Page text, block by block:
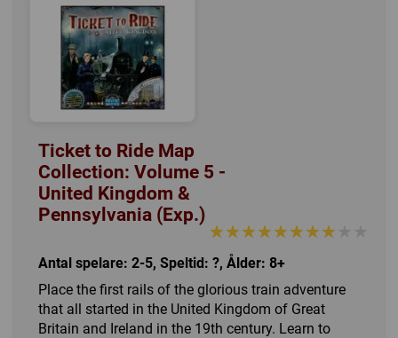
Ticket to Ride Map
Collection: Volume 5 -
United Kingdom &
Pennsylvania (Exp.)
★★★★★★★★★★
★★★★★★★★★★
Antal spelare: 2-5, Speltid: ?, Ålder: 8+
Place the first rails of the glorious train adventure
that all started in the United Kingdom of Great
Britain and Ireland in the 19th century. Learn to